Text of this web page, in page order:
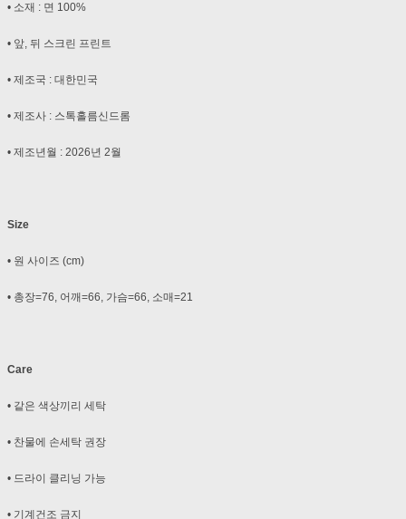
• 소재 : 면 100%
• 앞, 뒤 스크린 프린트
• 제조국 : 대한민국
• 제조사 : 스톡홀름신드롬
• 제조년월 : 2026년 2월
Size
• 원 사이즈 (cm)
• 총장=76, 어깨=66, 가슴=66, 소매=21
Care
• 같은 색상끼리 세탁
• 찬물에 손세탁 권장
• 드라이 클리닝 가능
• 기계건조 금지